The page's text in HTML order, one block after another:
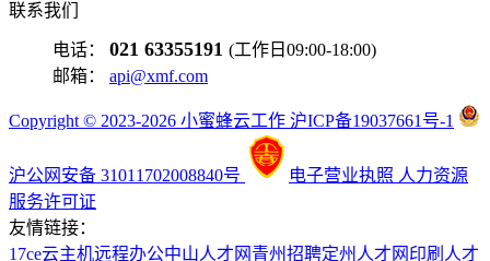
联系我们
电话： 021 63355191 (工作日09:00-18:00)
邮箱： api@xmf.com
Copyright © 2023-2026 小蜜蜂云工作 沪ICP备19037661号-1
沪公网安备 31011702008840号 电子营业执照 人力资源
服务许可证
友情链接：
17ce云主机远程办公中山人才网 青州招聘定州人才网 印刷人才